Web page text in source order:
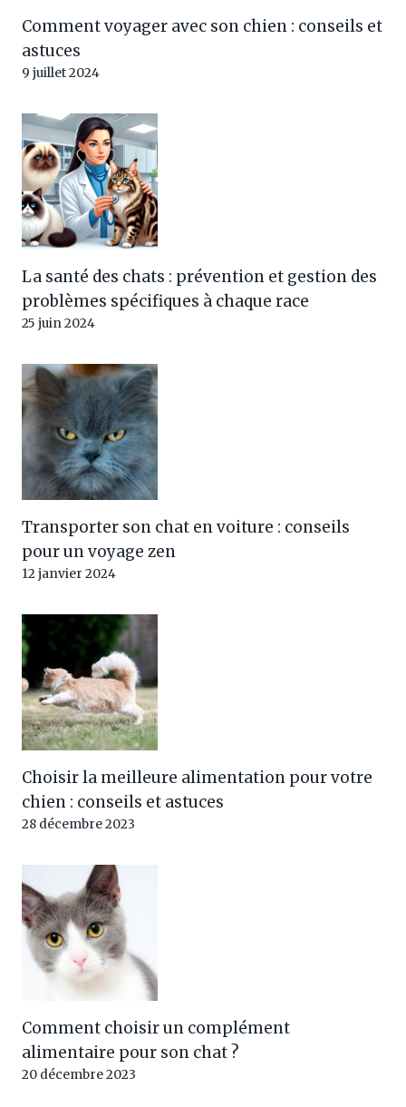
Comment voyager avec son chien : conseils et
astuces
9 juillet 2024
La santé des chats : prévention et gestion des
problèmes spécifiques à chaque race
25 juin 2024
Transporter son chat en voiture : conseils
pour un voyage zen
12 janvier 2024
Choisir la meilleure alimentation pour votre
chien : conseils et astuces
28 décembre 2023
Comment choisir un complément
alimentaire pour son chat ?
20 décembre 2023